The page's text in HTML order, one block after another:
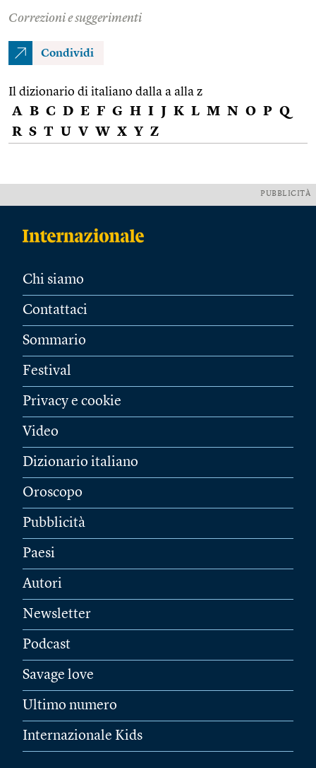
Correzioni e suggerimenti
Condividi
Il dizionario di italiano dalla a alla z
A B C D E F G H I J K L M N O P Q
R S T U V W X Y Z
PUBBLICITÀ
Chi siamo
Contattaci
Sommario
Festival
Privacy e cookie
Video
Dizionario italiano
Oroscopo
Pubblicità
Paesi
Autori
Newsletter
Podcast
Savage love
Ultimo numero
Internazionale Kids